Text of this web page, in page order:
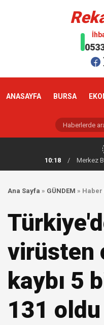
ANASAYFA BURSA
10:18
/ Merkez
Ana Sayfa » GÜNDEM » Haber
virüsten
kaybı 5
131 oldu